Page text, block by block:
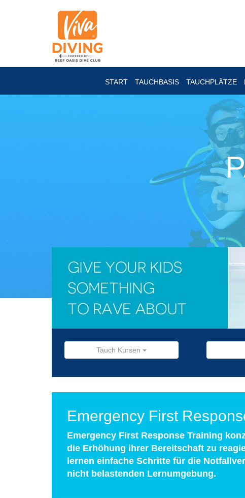
START TAUCHBASIS TAUCHPLÄTZE
Tauch Kursen
Emergency First
Emergency First Response Training
die Erhöhung ihrer Bereitschaft zu
lernen einfache Schritte für die
nicht belastenden Lernumgebung.